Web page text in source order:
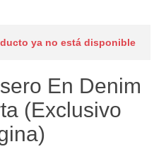
ya no está disponible
En Denim
(Exclusivo